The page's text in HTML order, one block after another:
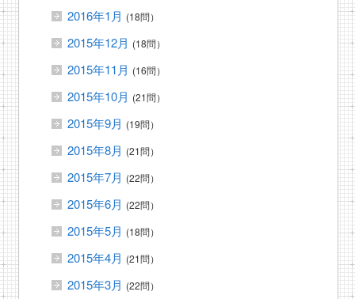
2016年1月 (18問）
2015年12月 (18問）
2015年11月 (16問）
2015年10月 (21問）
2015年9月 (19問）
2015年8月 (21問）
2015年7月 (22問）
2015年6月 (22問）
2015年5月 (18問）
2015年4月 (21問）
2015年3月 (22問）